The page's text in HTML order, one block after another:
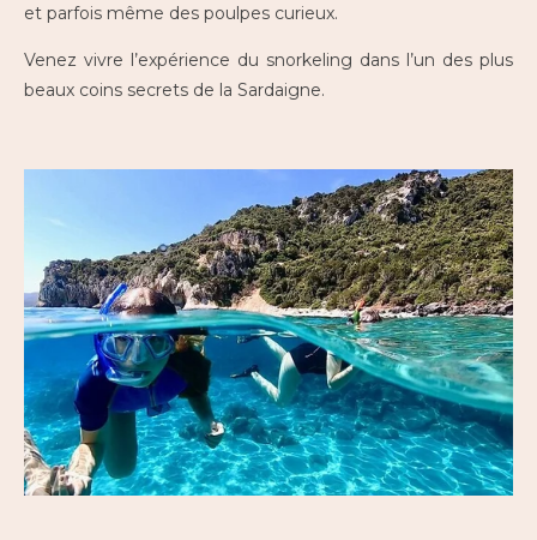
et parfois même des poulpes curieux.
Venez vivre l’expérience du snorkeling dans l’un des plus
beaux coins secrets de la Sardaigne.